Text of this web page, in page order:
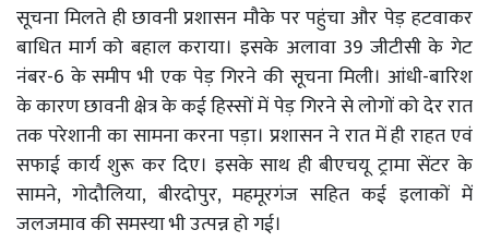
सूचना मिलते ही छावनी प्रशासन मौके पर पहुंचा और पेड़ हटवाकर
बाधित मार्ग को बहाल कराया। इसके अलावा 39 जीटीसी के गेट
नंबर-6 के समीप भी एक पेड़ गिरने की सूचना मिली। आंधी-बारिश
के कारण छावनी क्षेत्र के कई हिस्सों में पेड़ गिरने से लोगों को देर रात
तक परेशानी का सामना करना पड़ा। प्रशासन ने रात में ही राहत एवं
सफाई कार्य शुरू कर दिए। इसके साथ ही बीएचयू ट्रामा सेंटर के
सामने, गोदौलिया, बीरदोपुर, महमूरगंज सहित कई इलाकों में
जलजमाव की समस्या भी उत्पन्न हो गई।